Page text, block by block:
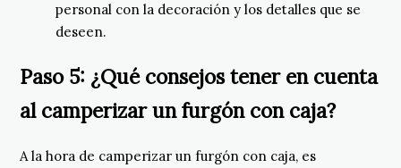
personal con la decoración y los detalles que se
deseen.
Paso 5: ¿Qué consejos tener en cuenta
al camperizar un furgón con caja?
A la hora de camperizar un furgón con caja, es